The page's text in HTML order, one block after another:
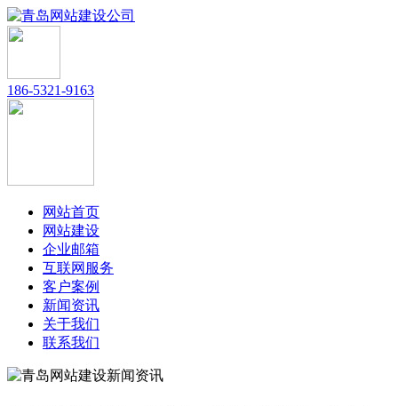
186-5321-9163
网站首页
网站建设
企业邮箱
互联网服务
客户案例
新闻资讯
关于我们
联系我们